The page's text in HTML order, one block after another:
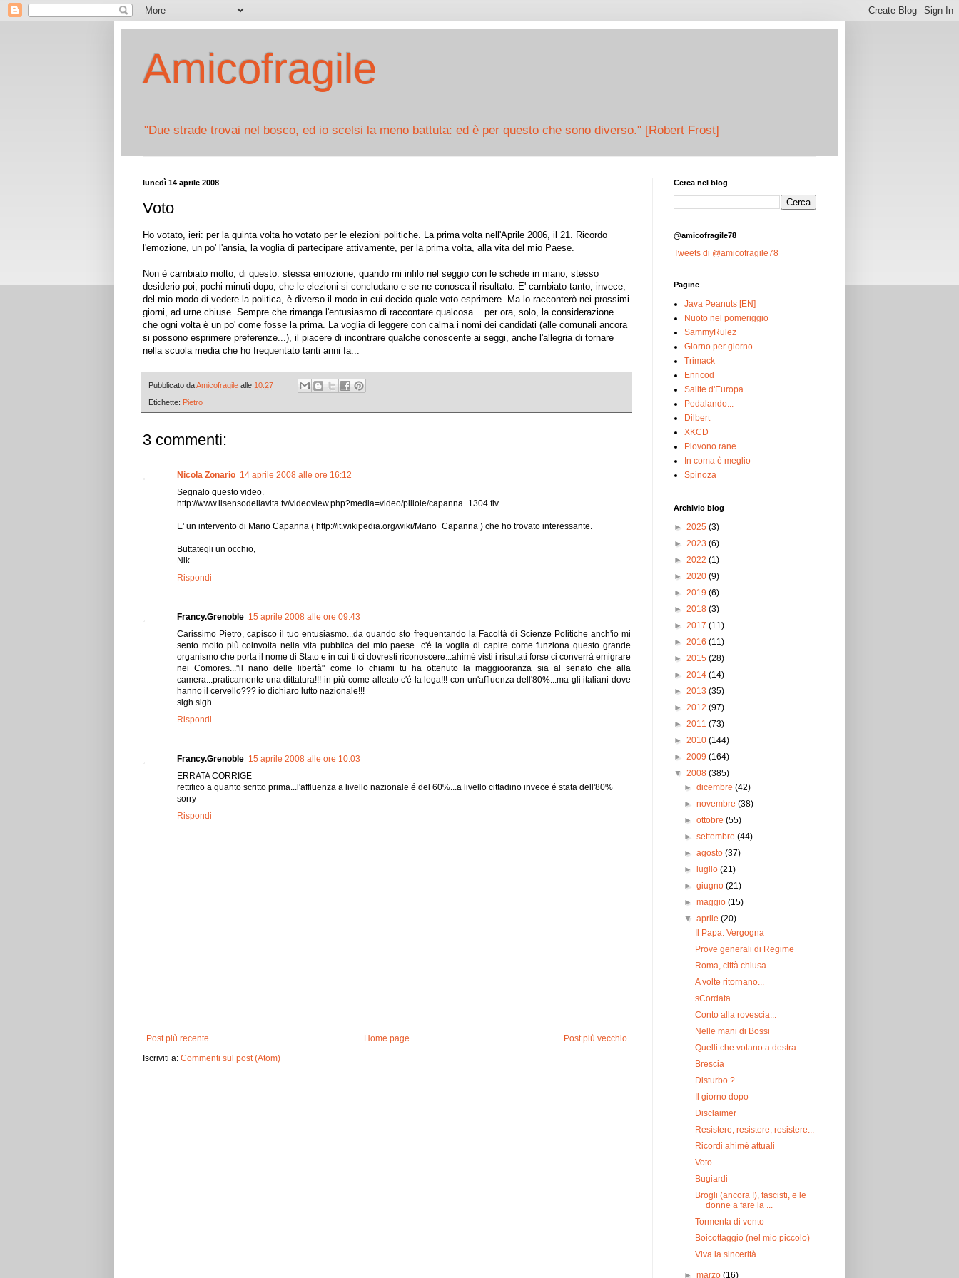
Amicofragile
"Due strade trovai nel bosco, ed io scelsi la meno battuta: ed è per questo che sono diverso." [Robert Frost]
lunedì 14 aprile 2008
Voto
Ho votato, ieri: per la quinta volta ho votato per le elezioni politiche. La prima volta nell'Aprile 2006, il 21. Ricordo
l'emozione, un po' l'ansia, la voglia di partecipare attivamente, per la prima volta, alla vita del mio Paese.
Non è cambiato molto, di questo: stessa emozione, quando mi infilo nel seggio con le schede in mano, stesso
desiderio poi, pochi minuti dopo, che le elezioni si concludano e se ne conosca il risultato. E' cambiato tanto, invece,
del mio modo di vedere la politica, è diverso il modo in cui decido quale voto esprimere. Ma lo racconterò nei prossimi
giorni, ad urne chiuse. Sempre che rimanga l'entusiasmo di raccontare qualcosa... per ora, solo, la considerazione
che ogni volta è un po' come fosse la prima. La voglia di leggere con calma i nomi dei candidati (alle comunali ancora
si possono esprimere preferenze...), il piacere di incontrare qualche conoscente ai seggi, anche l'allegria di tornare
nella scuola media che ho frequentato tanti anni fa...
Pubblicato daAmicofragile alle 10:27
Etichette: Pietro
3 commenti:
Nicola Zonario 14 aprile 2008 alle ore 16:12
Segnalo questo video.
http://www.ilsensodellavita.tv/videoview.php?media=video/pillole/capanna_1304.flv
E' un intervento di Mario Capanna ( http://it.wikipedia.org/wiki/Mario_Capanna ) che ho trovato interessante.
Buttategli un occhio,
Nik
Rispondi
Francy.Grenoble 15 aprile 2008 alle ore 09:43
Carissimo Pietro, capisco il tuo entusiasmo...da quando sto frequentando la Facoltà di Scienze Politiche anch'io mi
sento molto più coinvolta nella vita pubblica del mio paese...c'é la voglia di capire come funziona questo grande
organismo che porta il nome di Stato e in cui ti ci dovresti riconoscere...ahimé visti i risultati forse ci converrà emigrare
nei Comores..."il nano delle libertà" come lo chiami tu ha ottenuto la maggiooranza sia al senato che alla
camera...praticamente una dittatura!!! in più come alleato c'é la lega!!! con un'affluenza dell'80%...ma gli italiani dove
hanno il cervello??? io dichiaro lutto nazionale!!!
sigh sigh
Rispondi
Francy.Grenoble 15 aprile 2008 alle ore 10:03
ERRATA CORRIGE
rettifico a quanto scritto prima...l'affluenza a livello nazionale é del 60%...a livello cittadino invece é stata dell'80%
sorry
Rispondi
Post più recente Post più vecchio
Home page
Iscriviti a: Commenti sul post (Atom)
Cerca nel blog
@amicofragile78
Tweets di @amicofragile78
Pagine
Java Peanuts [EN]
Nuoto nel pomeriggio
SammyRulez
Giorno per giorno
Trimack
Enricod
Salite d'Europa
Pedalando...
Dilbert
XKCD
Piovono rane
In coma è meglio
Spinoza
Archivio blog
► 2025 (3)
► 2023 (6)
► 2022 (1)
► 2020 (9)
► 2019 (6)
► 2018 (3)
► 2017 (11)
► 2016 (11)
► 2015 (28)
► 2014 (14)
► 2013 (35)
► 2012 (97)
► 2011 (73)
► 2010 (144)
► 2009 (164)
▼ 2008 (385)
►dicembre(42)
►novembre(38)
►ottobre(55)
►settembre(44)
►agosto(37)
►
luglio(21)
►giugno(21)
►maggio(15)
▼aprile(20)
Il Papa: Vergogna
Prove generali di Regime
Roma, città chiusa
A volte ritornano...
sCordata
Conto alla rovescia...
Nelle mani di Bossi
Quelli che votano a destra
Brescia
Disturbo ?
Il giorno dopo
Disclaimer
Resistere, resistere, resistere...
Ricordi ahimè attuali
Voto
Bugiardi
Brogli (ancora !), fascisti, e le
donne a fare la ...
Tormenta di vento
Boicottaggio (nel mio piccolo)
Viva la sincerità...
►marzo(16)